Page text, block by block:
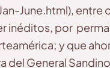
June.html), entre
inéditos, por
y que
del General